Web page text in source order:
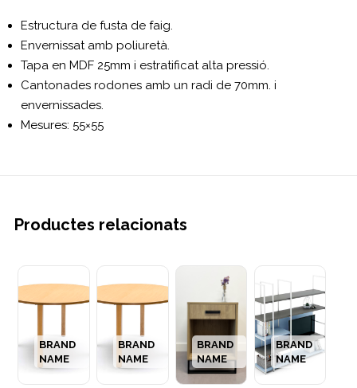
Estructura de fusta de faig.
Envernissat amb poliuretà.
Tapa en MDF 25mm i estratificat alta pressió.
Cantonades rodones amb un radi de 70mm. i
envernissades.
Mesures: 55×55
Productes relacionats
BRAND
NAME
BRAND
NAME
BRAND
NAME
BRAND
NAME